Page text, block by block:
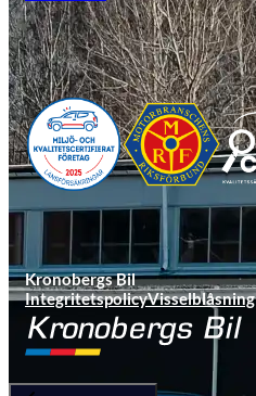
Opel
Kronobergs Bil
IntegritetspolicyVisselblåsning